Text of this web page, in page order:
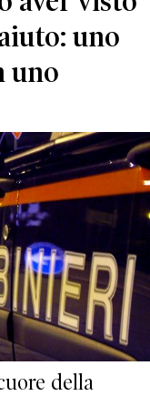
uno
uno
della